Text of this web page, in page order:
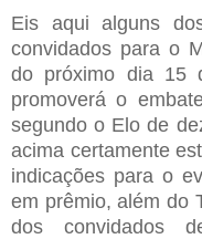
Eis aqui alguns
convidados para o
do próximo dia 15
promoverá o
segundo o Elo de
acima certamente
indicações para o
em prêmio, além do
dos convidados